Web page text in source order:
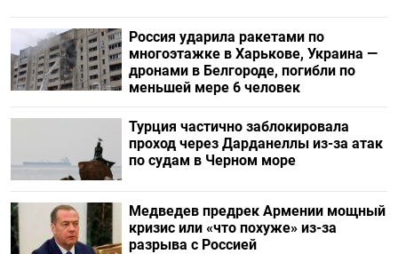
Россия ударила ракетами по
многоэтажке в Харькове, Украина —
дронами в Белгороде, погибли по
меньшей мере 6 человек
Турция частично заблокировала
проход через Дарданеллы из-за атак
по судам в Черном море
Медведев предрек Армении мощный
кризис или «что похуже» из-за
разрыва с Россией